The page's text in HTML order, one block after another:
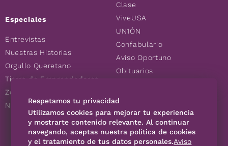
Especiales
Entrevistas
Nuestras Historias
Orgullo Queretano
Tierra de Emprendedores
Zoociales
Nuevos Queretanos
Clase
ViveUSA
UN1ÓN
Confabulario
Aviso Oportuno
Obituarios
Consultas
SÍGUENOS
Respetamos tu privacidad
Utilizamos cookies para mejorar tu experiencia
y mostrarte contenido relevante. Al continuar
navegando, aceptas nuestra política de cookies
y el tratamiento de tus datos personales.Aviso